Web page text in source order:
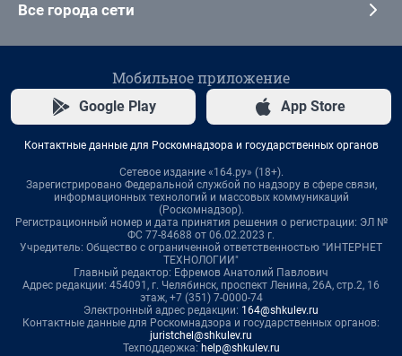
Все города сети
Мобильное приложение
Google Play App Store
Контактные данные для Роскомнадзора и государственных органов
Сетевое издание «164.ру» (18+).
Зарегистрировано Федеральной службой по надзору в сфере связи,
информационных технологий и массовых коммуникаций
(Роскомнадзор).
Регистрационный номер и дата принятия решения о регистрации: ЭЛ №
ФС 77-84688 от 06.02.2023 г.
Учредитель: Общество с ограниченной ответственностью "ИНТЕРНЕТ
ТЕХНОЛОГИИ"
Главный редактор: Ефремов Анатолий Павлович
Адрес редакции: 454091, г. Челябинск, проспект Ленина, 26А, стр.2, 16
этаж, +7 (351) 7-0000-74
Электронный адрес редакции: 164@shkulev.ru
Контактные данные для Роскомнадзора и государственных органов:
juristchel@shkulev.ru
Техподдержка: help@shkulev.ru